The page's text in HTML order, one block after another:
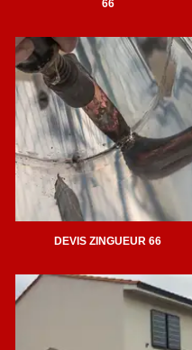
66
DEVIS ZINGUEUR 66